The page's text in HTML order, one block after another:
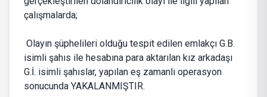
çalışmalarda;
Olayın şüphelileri olduğu tespit edilen emlakçı G.B.
isimli şahıs ile hesabına para aktarılan kız arkadaşı
G.İ. isimli şahıslar, yapılan eş zamanlı operasyon
sonucunda YAKALANMIŞTIR.